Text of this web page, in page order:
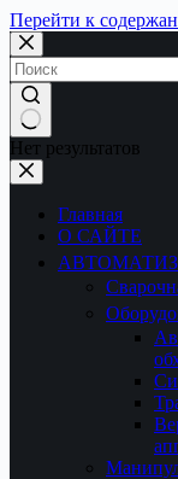
Перейти к
Нет результатов
Главная
О САЙТЕ